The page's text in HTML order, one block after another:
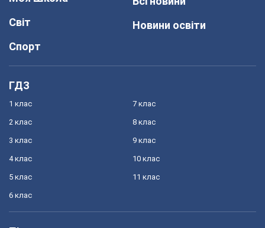
Світ
Спорт
Новини освіти
ГДЗ
1 клас
2 клас
3 клас
4 клас
5 клас
6 клас
7 клас
8 клас
9 клас
10 клас
11 клас